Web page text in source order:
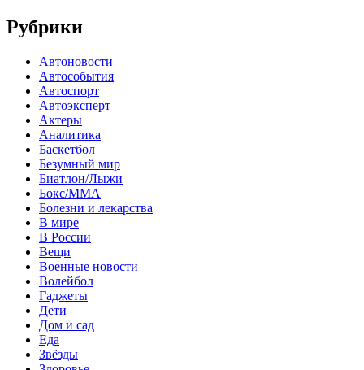
Рубрики
Автоновости
Автособытия
Автоспорт
Автоэксперт
Актеры
Аналитика
Баскетбол
Безумный мир
Биатлон/Лыжи
Бокс/MMA
Болезни и лекарства
В мире
В России
Вещи
Военные новости
Волейбол
Гаджеты
Дети
Дом и сад
Еда
Звёзды